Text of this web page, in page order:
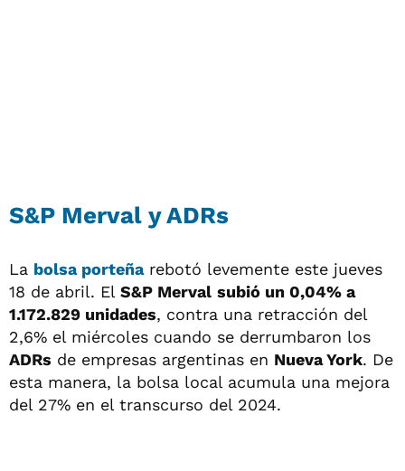
S&P Merval y ADRs
La bolsa porteñarebotó levemente este jueves
18 de abril. El S&P Merval subió un 0,04% a
1.172.829 unidades, contra una retracción del
2,6% el miércoles cuando se derrumbaron los
ADRs de empresas argentinas en Nueva York. De
esta manera, la bolsa local acumula una mejora
del 27% en el transcurso del 2024.